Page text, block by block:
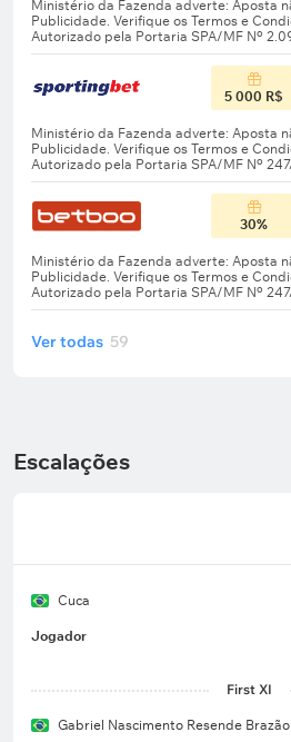
5 000 R$
30%
Ver todas 59
Escalações
Cuca
Jogador
First XI
Gabriel Nascimento Resende Brazão